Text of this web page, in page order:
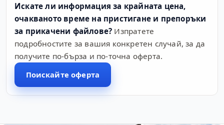
Искате ли информация за крайната цена,
очакваното време на пристигане и препоръки
за прикачени файлове? Изпратете
подробностите за вашия конкретен случай, за да
получите по-бърза и по-точна оферта.
Поискайте оферта